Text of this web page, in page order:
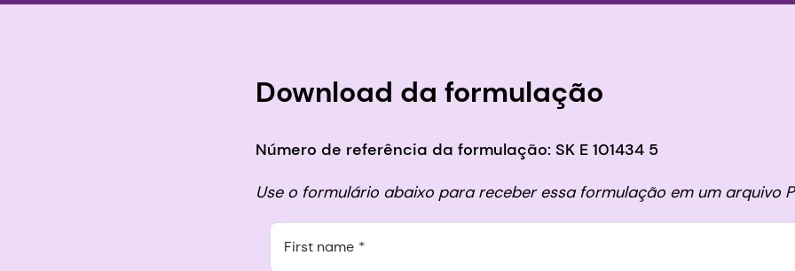
Download da formulação
Número de referência da formulação: SK E 101434 5
Use o formulário abaixo para receber essa formulação em um arquivo
First name